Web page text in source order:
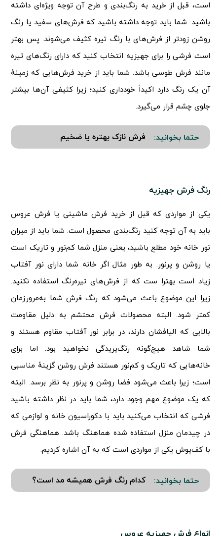
است، قبل از خرید به رنگ‌بندی و طرح آن توجه ویژه‌ای داشته
باشید. شما باید توجه داشته باشید که فرش‌های سفید یا رنگ
روشن زودتر از فرش‌های با رنگ تیره کثیف می‌شوند. پس بهتر
است فرشی را برای جهیزیه انتخاب کنید که دارای رنگ‌های تیره
مانند فرش طوسی باشد. شما باید از خرید فرش‌هایی که زمینهٔ
آن یک رنگ دارد اکیداً خودداری کنید؛ زیرا کثیفی آن‌ها بیشتر
جلوی چشم قرار می‌گیرد.
حتما بخوانید: فرش نازک بهتره یا ضخیم
رنگ فرش جهیزیه
یکی از مواردی که قبل از خرید فرش ماشینی یا فرش عروس
باید به آن توجه کنید رنگ‌بندی محصول است. شما باید از میران
نور خانه خود مطلع باشید، یعنی منزل شما کم‌نور و تاریک است
یا روشن و پرنور. به طور مثال اگر خانه شما دارای نور آفتاب
زیاد است بهترا ست که از فرش‌های تیره‌رنگ استفاده نکنید.
زیرا این موضوع باعث می‌شود که رنگ فرش شما به‌مرورزمان
کمتر شود. البته محصولات فرش محتشم به دلیل مقاومت
بالایی که الیافشان دارند، در برابر نور آفتاب مقاوم هستند و
شما شاهد هیچ‌گونه رنگ‌پریدگی نخواهید بود. اما برای
خانه‌هایی که تاریک و کم‌نور هستند فرش روشن گزینهٔ مناسبی
است؛ زیرا باعث می‌شود فضا روشن و پرنور به نظر برسد. البته
که یک موضوع مهم وجود دارد، شما باید در نظر داشته باشید
فرشی که انتخاب می‌کنید باید با دکوراسیون خانه و لوازمی که
در چیدمان منزل استفاده شده هماهنگ باشد. هماهنگی فرش
با کف‌پوش یکی از مواردی است که به آن اشاره کردیم.
حتما بخوانید: کدام رنگ فرش همیشه مد است؟